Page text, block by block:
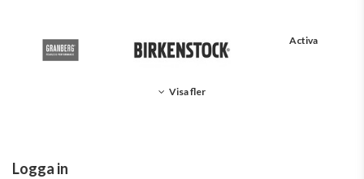
Activa
Visa fler
Logga in